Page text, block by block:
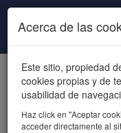
Pasar al contenido principal
Acerca de las
Este sitio, propiedad
cookies propias y de
usabilidad de
Haz click en "Aceptar
acceder directamente al